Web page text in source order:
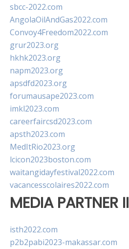
sbcc-2022.com
AngolaOilAndGas2022.com
Convoy4Freedom2022.com
grur2023.org
hkhk2023.org
napm2023.org
apsdfd2023.org
forumausape2023.com
imkl2023.com
careerfaircsd2023.com
apsth2023.com
MedItRio2023.org
lcicon2023boston.com
waitangidayfestival2022.com
vacancesscolaires2022.com
MEDIA PARTNER II
isth2022.com
p2b2pabi2023-makassar.com